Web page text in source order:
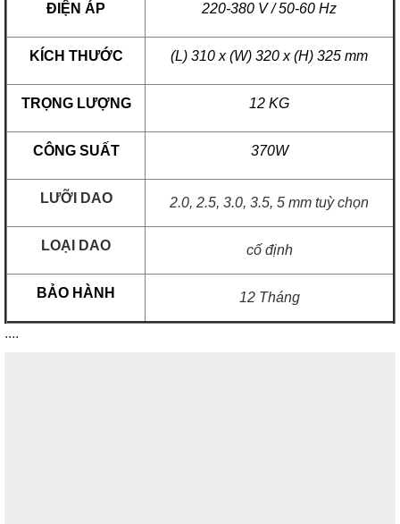
ĐIỆN ÁP 220-380 V / 50-60 Hz
KÍCH THƯỚC (L) 310 x (W) 320 x (H) 325 mm
TRỌNG LƯỢNG 12 KG
CÔNG SUẤT 370W
LƯỠI DAO 2.0, 2.5, 3.0, 3.5, 5 mm tuỳ chọn
LOẠI DAO cố định
BẢO HÀNH 12 Tháng
....